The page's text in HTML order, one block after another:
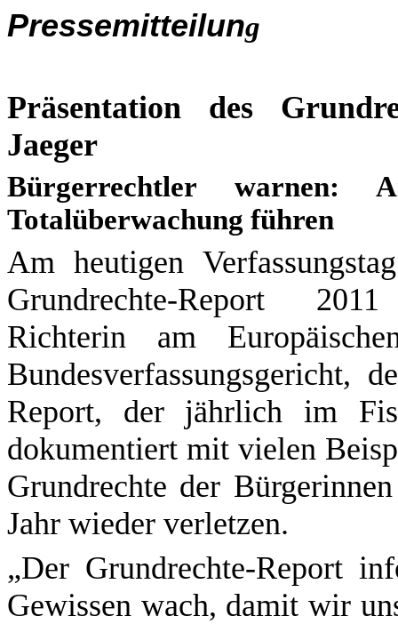
Pressemitteilung
Präsentation des
Jaeger
Bürgerrechtler warnen:
Totalüberwachung führen
Am heutigen
Grundrechte-Report
2011
Richterin am
Bundesverfassungsgericht,
Report, der jährlich im
dokumentiert mit vielen
Grundrechte der
Jahr wieder verletzen.
„Der Grundrechte-Report
Gewissen wach, damit wir